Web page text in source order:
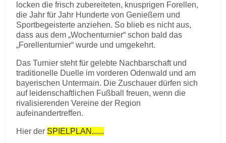
locken die frisch zubereiteten, knusprigen Forellen,
die Jahr für Jahr Hunderte von Genießern und
Sportbegeisterte anziehen. So blieb es nicht aus,
dass aus dem „Wochenturnier“ schon bald das
„Forellenturnier“ wurde und umgekehrt.
Das Turnier steht für gelebte Nachbarschaft und
traditionelle Duelle im vorderen Odenwald und am
bayerischen Untermain. Die Zuschauer dürfen sich
auf leidenschaftlichen Fußball freuen, wenn die
rivalisierenden Vereine der Region
aufeinandertreffen.
Hier der SPIELPLAN......